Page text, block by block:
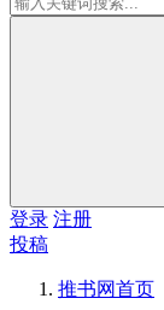
登录 注册
投稿
推书网首页